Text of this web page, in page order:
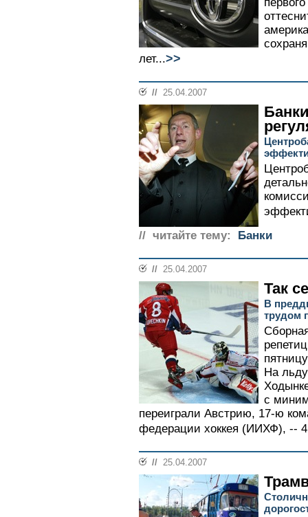
лет...>>
// 25.04.2007
// читайте тему:
Банки
// 25.04.2007
Так
В
трудом
На
с
переиграли Австрию, 17-ю
федерации хоккея (ИИХФ), --
// 25.04.2007